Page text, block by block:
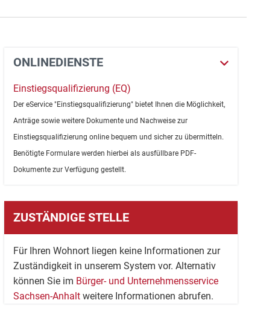
ONLINEDIENSTE
Einstiegsqualifizierung (EQ)
Der eService "Einstiegsqualifizierung" bietet Ihnen die Möglichkeit,
Anträge sowie weitere Dokumente und Nachweise zur
Einstiegsqualifizierung online bequem und sicher zu übermitteln.
Benötigte Formulare werden hierbei als ausfüllbare PDF-
Dokumente zur Verfügung gestellt.
ZUSTÄNDIGE STELLE
Für Ihren Wohnort liegen keine Informationen zur
Zuständigkeit in unserem System vor. Alternativ
können Sie im Bürger- und Unternehmensservice
Sachsen-Anhalt weitere Informationen abrufen.